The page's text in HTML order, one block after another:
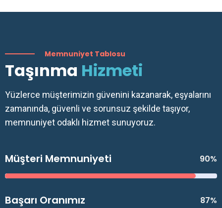
Memnuniyet Tablosu
Taşınma Hizmeti
Yüzlerce müşterimizin güvenini kazanarak, eşyalarını
zamanında, güvenli ve sorunsuz şekilde taşıyor,
memnuniyet odaklı hizmet sunuyoruz.
Müşteri Memnuniyeti 90%
Başarı Oranımız 87%